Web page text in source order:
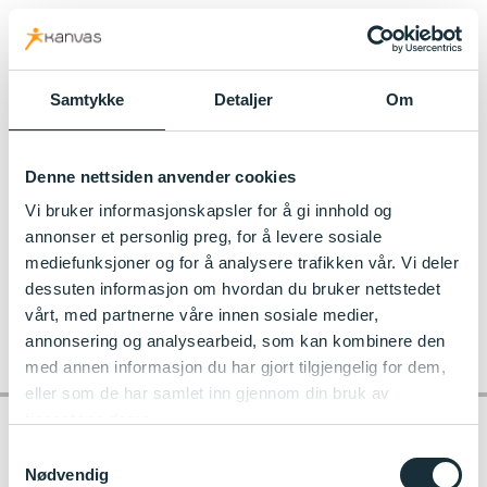
Samtykke Detaljer Om
Denne nettsiden anvender cookies
Vi bruker informasjonskapsler for å gi innhold og
annonser et personlig preg, for å levere sosiale
mediefunksjoner og for å analysere trafikken vår. Vi deler
dessuten informasjon om hvordan du bruker nettstedet
vårt, med partnerne våre innen sosiale medier,
annonsering og analysearbeid, som kan kombinere den
med annen informasjon du har gjort tilgjengelig for dem,
eller som de har samlet inn gjennom din bruk av
Nødvendig
kanvas.no
Tur_til_Slottsfjellet__15356176